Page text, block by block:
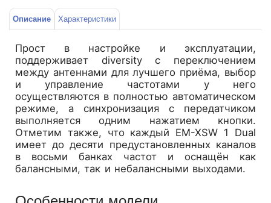
Описание Характеристики
Прост в настройке и эксплуатации,
поддерживает diversity с переключением
между антеннами для лучшего приёма, выбор
и управление частотами у него
осуществляются в полностью автоматическом
режиме, а синхронизация с передатчиком
выполняется одним нажатием кнопки.
Отметим также, что каждый EM-XSW 1 Dual
имеет до десяти предустановленных каналов
в восьми банках частот и оснащён как
балансными, так и небалансными выходами.